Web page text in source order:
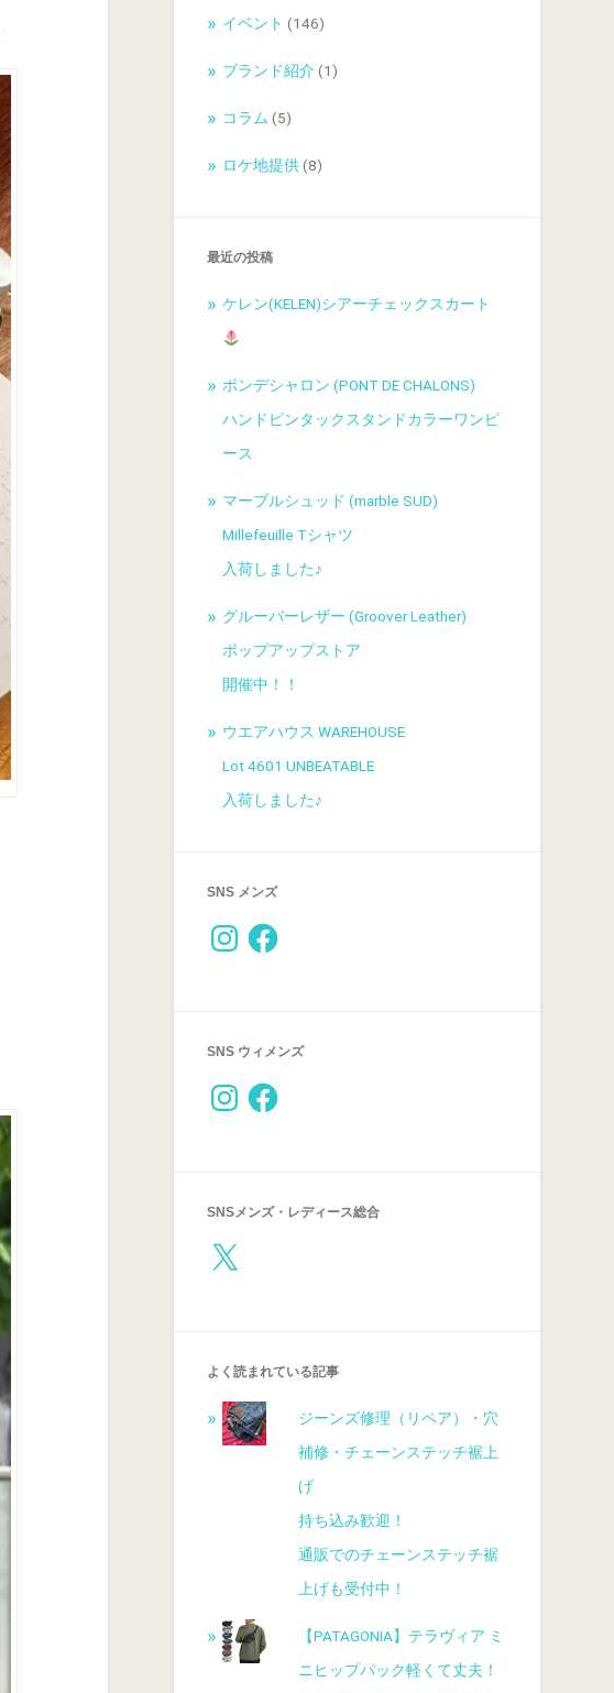
イベント (146)
ブランド紹介 (1)
コラム (5)
ロケ地提供(8)
最近の投稿
ケレン(KELEN)シアーチェックスカート
ポンデシャロン (PONT DE CHALONS)
ハンドピンタックスタンドカラーワンピ
ース
マーブルシュッド (marble SUD)
Millefeuille Tシャツ
入荷しました♪
グルーバーレザー (Groover Leather)
ポップアップストア
開催中！！
ウエアハウス WAREHOUSE
Lot 4601 UNBEATABLE
入荷しました♪
SNS メンズ
SNS ウィメンズ
SNSメンズ・レディース総合
よく読まれている記事
ジーンズ修理（リペア）・穴
補修・チェーンステッチ裾上
げ
持ち込み歓迎！
通販でのチェーンステッチ裾
上げも受付中！
【PATAGONIA】テラヴィア ミ
ニヒップパック軽くて丈夫！